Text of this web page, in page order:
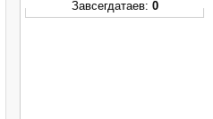
Завсегдатаев: 0